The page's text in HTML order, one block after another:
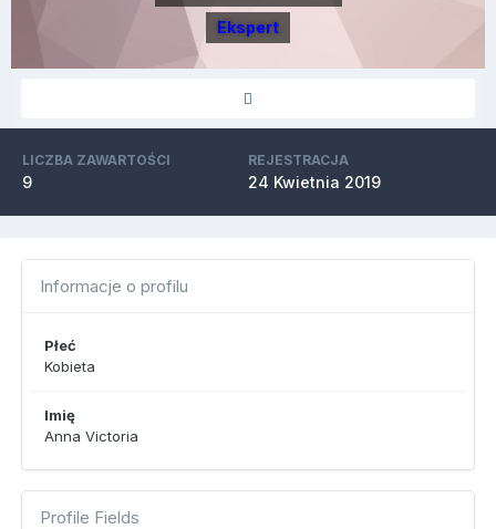
Ekspert
LICZBA ZAWARTOŚCI
9
REJESTRACJA
24 Kwietnia 2019
Informacje o profilu
Płeć
Kobieta
Imię
Anna Victoria
Profile Fields